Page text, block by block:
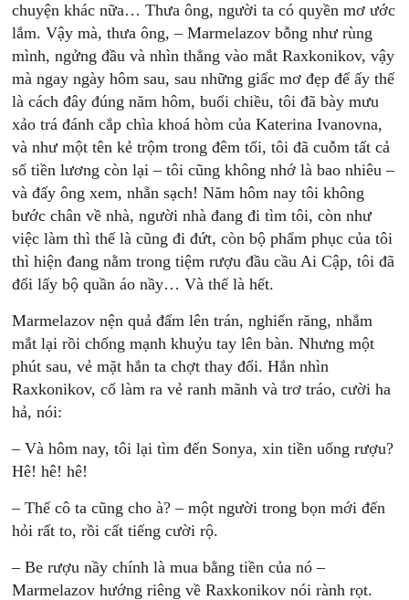
chuyện khác nữa… Thưa ông, người ta có quyền mơ ước
lắm. Vậy mà, thưa ông, – Marmelazov bỗng như rùng
mình, ngửng đầu và nhìn thẳng vào mắt Raxkonikov, vậy
mà ngay ngày hôm sau, sau những giấc mơ đẹp để ấy thế
là cách đây đúng năm hôm, buổi chiều, tôi đã bày mưu
xảo trá đánh cắp chìa khoá hòm của Katerina Ivanovna,
và như một tên kẻ trộm trong đêm tối, tôi đã cuỗm tất cả
số tiền lương còn lại – tôi cũng không nhớ là bao nhiêu –
và đấy ông xem, nhẵn sạch! Năm hôm nay tôi không
bước chân về nhà, người nhà đang đi tìm tôi, còn như
việc làm thì thế là cũng đi đứt, còn bộ phẩm phục của tôi
thì hiện đang nằm trong tiệm rượu đầu cầu Ai Cập, tôi đã
đổi lấy bộ quần áo nầy… Và thế là hết.
Marmelazov nện quả đấm lên trán, nghiến răng, nhắm
mắt lại rồi chống mạnh khuỷu tay lên bàn. Nhưng một
phút sau, vẻ mặt hắn ta chợt thay đổi. Hắn nhìn
Raxkonikov, cố làm ra vẻ ranh mãnh và trơ tráo, cười ha
hả, nói:
– Và hôm nay, tôi lại tìm đến Sonya, xin tiền uống rượu?
Hê! hê! hê!
– Thế cô ta cũng cho à? – một người trong bọn mới đến
hỏi rất to, rồi cất tiếng cười rộ.
– Be rượu nầy chính là mua bằng tiền của nó –
Marmelazov hướng riêng về Raxkonikov nói rành rọt.